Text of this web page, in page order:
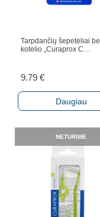
Tarpdančių šepetėliai be
kotelio „Curaprox C…
9.79 €
Daugiau
NETURIME